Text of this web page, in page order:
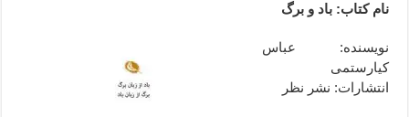
نام کتاب: باد و برگ
نویسنده: عباس
کیارستمی
انتشارات: نشر نظر